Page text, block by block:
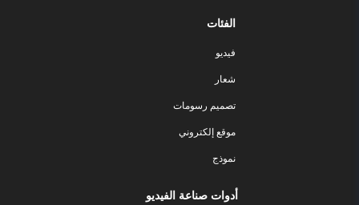
الفئات
فيديو
شعار
تصميم رسومات
موقع إلكتروني
نموذج
أدوات صناعة الفيديو